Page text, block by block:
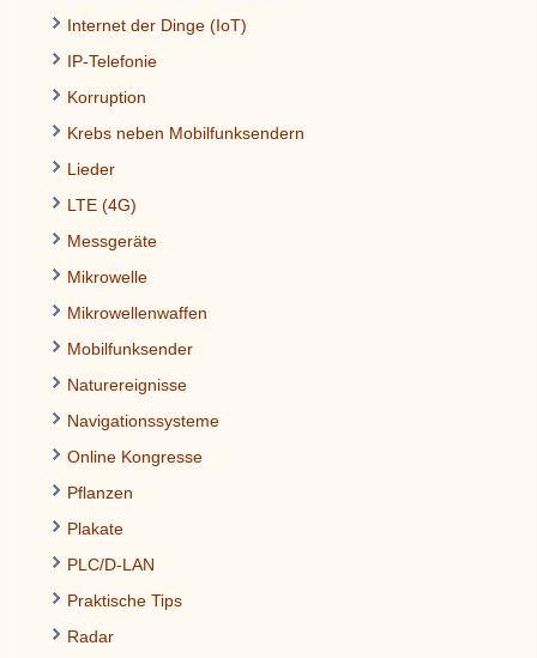
Internet der Dinge (IoT)
IP-Telefonie
Korruption
Krebs neben Mobilfunksendern
Lieder
LTE (4G)
Messgeräte
Mikrowelle
Mikrowellenwaffen
Mobilfunksender
Naturereignisse
Navigationssysteme
Online Kongresse
Pflanzen
Plakate
PLC/D-LAN
Praktische Tips
Radar